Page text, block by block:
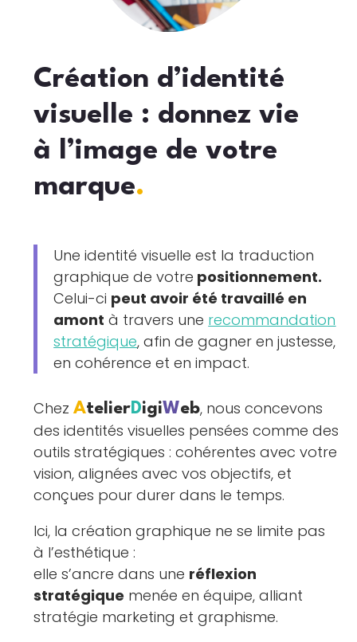
Création d’identité
visuelle : donnez vie
à l’image de votre
marque.
Une identité visuelle est la traduction
graphique de votre positionnement.
Celui-ci peut avoir été travaillé en
amont à travers une recommandation
stratégique, afin de gagner en justesse,
en cohérence et en impact.
ChezAtelierDigiWeb, nous concevons
des identités visuelles pensées comme des
outils stratégiques : cohérentes avec votre
vision, alignées avec vos objectifs, et
conçues pour durer dans le temps.
Ici, la création graphique ne se limite pas
à l’esthétique :
elle s’ancre dans une réflexion
stratégique menée en équipe, alliant
stratégie marketing et graphisme.